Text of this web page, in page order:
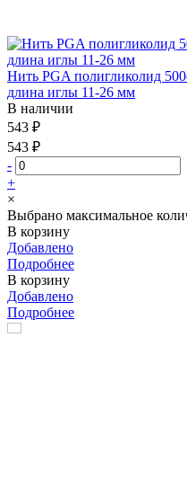
Нить PGA полигликолид
длина иглы 11-26 мм
В наличии
543 ₽
543 ₽
-
+
×
Выбрано максимальное
В корзину
Добавлено
Подробнее
В корзину
Добавлено
Подробнее